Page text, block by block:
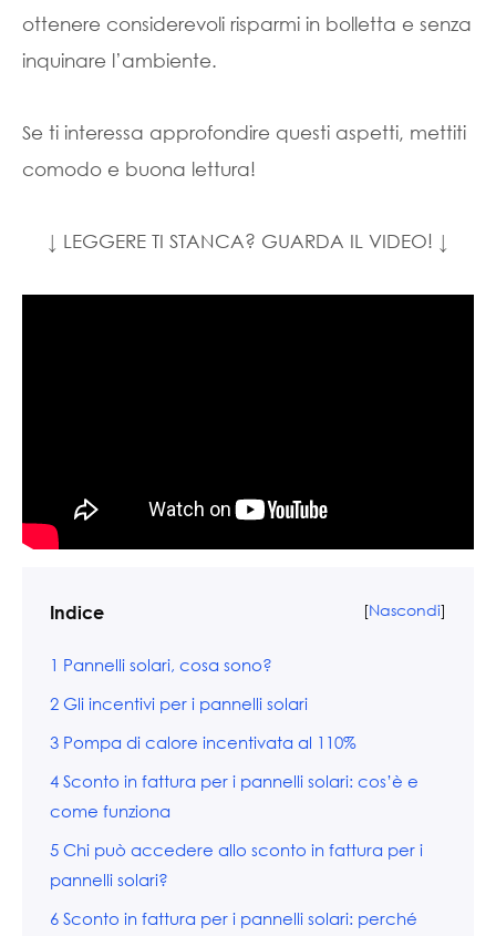
ottenere considerevoli risparmi in bolletta e senza
inquinare l’ambiente.
Se ti interessa approfondire questi aspetti, mettiti
comodo e buona lettura!
↓ LEGGERE TI STANCA? GUARDA IL VIDEO! ↓
Indice [Nascondi]
1 Pannelli solari, cosa sono?
2 Gli incentivi per i pannelli solari
3 Pompa di calore incentivata al 110%
4 Sconto in fattura per i pannelli solari: cos’è e
come funziona
5 Chi può accedere allo sconto in fattura per i
pannelli solari?
6 Sconto in fattura per i pannelli solari: perché